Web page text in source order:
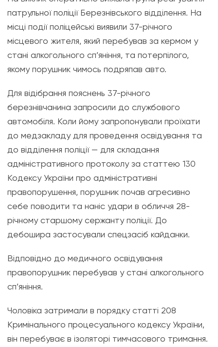
патрульної поліції Березнівського відділення. На
місці події поліцейські виявили 37-річного
місцевого жителя, який перебував за кермом у
стані алкогольного сп’яніння, та потерпілого,
якому порушник чимось подряпав авто.
Для відібрання пояснень 37-річного
березнівчанина запросили до службового
автомобіля. Коли йому запропонували проїхати
до медзакладу для проведення освідування та
до відділення поліції — для складання
адміністративного протоколу за статтею 130
Кодексу України про адміністративні
правопорушення, порушник почав агресивно
себе поводити та наніс удари в обличчя 28-
річному старшому сержанту поліції. До
дебошира застосували спецзасіб кайданки.
Відповідно до медичного освідування
правопорушник перебував у стані алкогольного
сп’яніння.
Чоловіка затримали в порядку статті 208
Кримінального процесуального кодексу України,
він перебуває в ізоляторі тимчасового тримання.